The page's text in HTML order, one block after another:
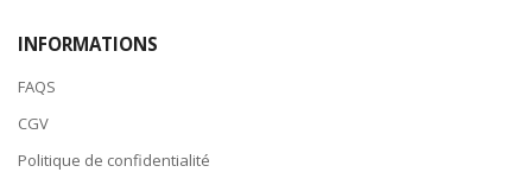
INFORMATIONS
FAQS
CGV
Politique de confidentialité